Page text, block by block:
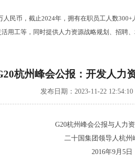
币，截止2024年，拥有在职员工人数
工等，同时提供人力资源战略规划、招聘
杭州峰会公报：开发人力
发布日期：2023-11-22
G20杭州峰会公报与人力
二十国集团领导人杭州
2016年9月5日